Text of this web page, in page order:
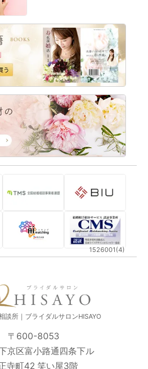
1526001(4)
談所｜ブライダルサロンHISAYO
〒600-8053
京区富小路通四条下ル
寺町42 笑い屋3階